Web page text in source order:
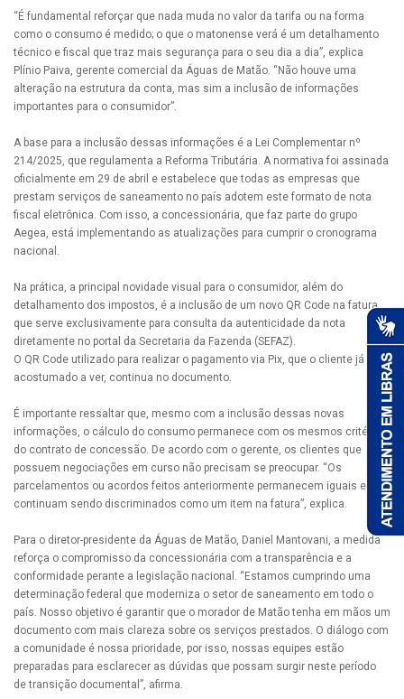
“É fundamental reforçar que nada muda no valor da tarifa ou na forma
como o consumo é medido; o que o matonense verá é um detalhamento
técnico e fiscal que traz mais segurança para o seu dia a dia”, explica
Plínio Paiva, gerente comercial da Águas de Matão. “Não houve uma
alteração na estrutura da conta, mas sim a inclusão de informações
importantes para o consumidor”.
A base para a inclusão dessas informações é a Lei Complementar nº
214/2025, que regulamenta a Reforma Tributária. A normativa foi assinada
oficialmente em 29 de abril e estabelece que todas as empresas que
prestam serviços de saneamento no país adotem este formato de nota
fiscal eletrônica. Com isso, a concessionária, que faz parte do grupo
Aegea, está implementando as atualizações para cumprir o cronograma
nacional.
Na prática, a principal novidade visual para o consumidor, além do
detalhamento dos impostos, é a inclusão de um novo QR Code na fatura,
que serve exclusivamente para consulta da autenticidade da nota
diretamente no portal da Secretaria da Fazenda (SEFAZ).
O QR Code utilizado para realizar o pagamento via Pix, que o cliente já está
acostumado a ver, continua no documento.
É importante ressaltar que, mesmo com a inclusão dessas novas
informações, o cálculo do consumo permanece com os mesmos critérios
do contrato de concessão. De acordo com o gerente, os clientes que
possuem negociações em curso não precisam se preocupar. “Os
parcelamentos ou acordos feitos anteriormente permanecem iguais e
continuam sendo discriminados como um item na fatura”, explica.
Para o diretor-presidente da Águas de Matão, Daniel Mantovani, a medida
reforça o compromisso da concessionária com a transparência e a
conformidade perante a legislação nacional. “Estamos cumprindo uma
determinação federal que moderniza o setor de saneamento em todo o
país. Nosso objetivo é garantir que o morador de Matão tenha em mãos um
documento com mais clareza sobre os serviços prestados. O diálogo com
a comunidade é nossa prioridade, por isso, nossas equipes estão
preparadas para esclarecer as dúvidas que possam surgir neste período
de transição documental”, afirma.